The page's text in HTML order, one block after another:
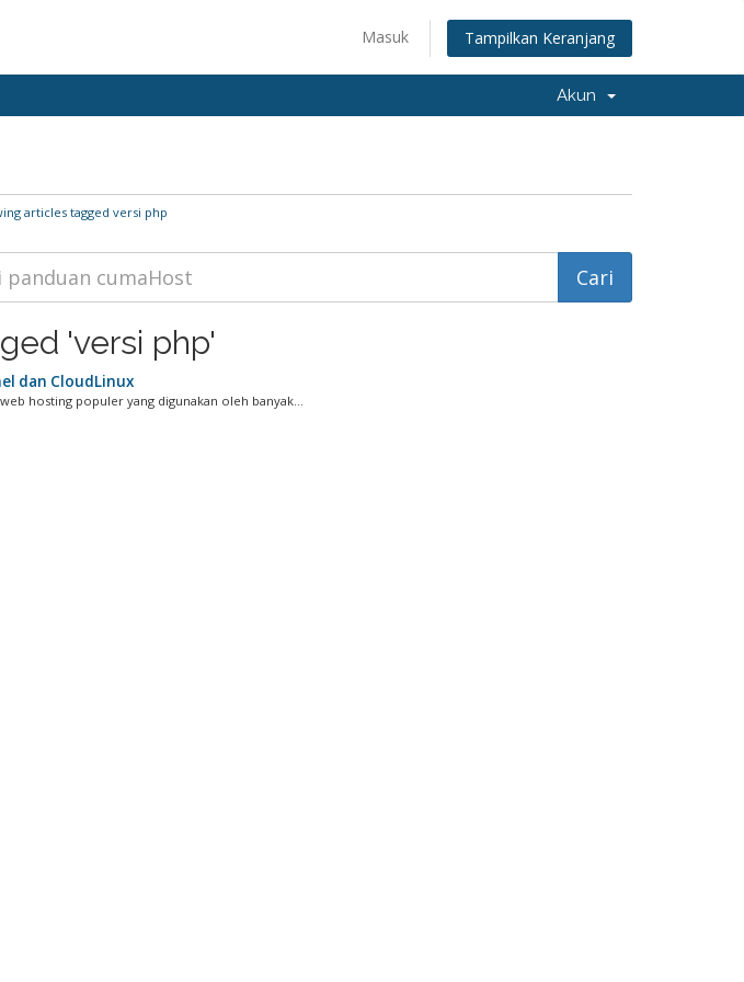
Masuk Tampilkan Keranjang
Akun
articles tagged versi php
'versi php'
dan CloudLinux
hosting populer yang digunakan oleh banyak...